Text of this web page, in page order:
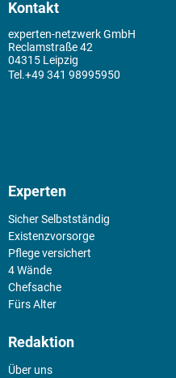
Kontakt
experten-netzwerk GmbH
Reclamstraße 42
04315 Leipzig
+49 341 98995950
Experten
Sicher Selbstständig
Existenz­vorsorge
Pflege versichert
4 Wände
Chefsache
Fürs Alter
Redaktion
Über uns